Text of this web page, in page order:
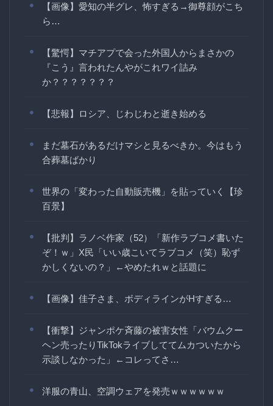
【画像】愛知の半グレ、怖すぎる→御尊顔がこち
ら…
【驚愕】マチアプで会った外国人からまさかの
『こう』言われたんやがこれワイ詰み
か？？？？？？？
【悲報】ロシア、じわじわと逝き始める
まだ墓石があるだけマシと見るべきか。今はもう
合葬墓ばかり
世界の「変わった自動販売機」を貼っていく【珍
百景】
【批判】ラノベ作家（52）「新作ラブコメ書いた
ぞ！ｗ」X民「いい歳こいてラブコメ（笑）恥ず
かしくないの？」←やめたれｗと話題に
【画像】佳子さま、ボディラインがHすぎる…
【衝撃】ジャンポケ斉藤の被害女性「バウムクー
ヘン売ったりTikTokライブしててムカついたから
示談しなかった」←コレってさ…
洋服の青山、空調ウェアを発売ｗｗｗｗｗｗ